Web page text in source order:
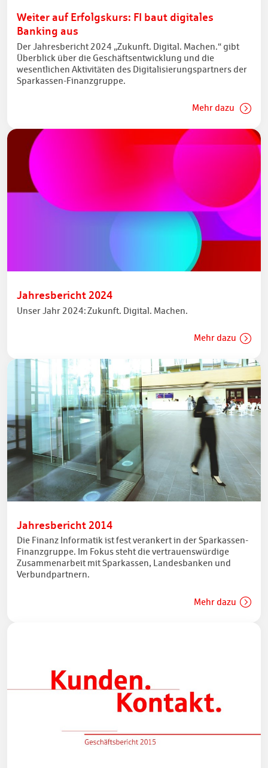
Weiter auf Erfolgskurs: FI baut digitales
Banking aus
Der Jahresbericht 2024 „Zukunft. Digital. Machen.“ gibt
Überblick über die Geschäftsentwicklung und die
wesentlichen Aktivitäten des Digitalisierungspartners der
Sparkassen-Finanzgruppe.
Mehr dazu
Jahresbericht 2024
Unser Jahr 2024: Zukunft. Digital. Machen.
Mehr dazu
Jahresbericht 2014
Die Finanz Informatik ist fest verankert in der Sparkassen-
Finanzgruppe. Im Fokus steht die vertrauenswürdige
Zusammenarbeit mit Sparkassen, Landesbanken und
Verbundpartnern.
Mehr dazu